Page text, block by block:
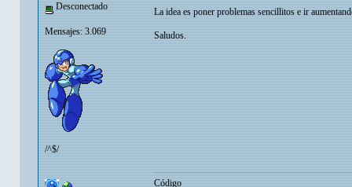
Desconectado
Mensajes: 3.069
/^$/
La idea es poner problemas sencillitos e ir
Saludos.
Código